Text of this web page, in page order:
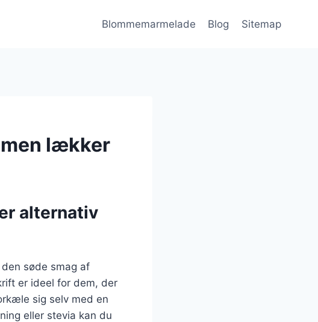
Blommemarmelade Blog Sitemap
lækker
alternativ
søde smag af
er ideel for dem, der
sig selv med en
eller stevia kan du